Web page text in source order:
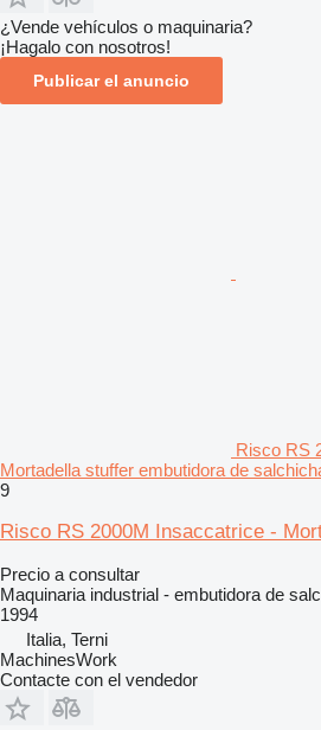
¿Vende vehículos o maquinaria?
¡Hagalo con nosotros!
Publicar el anuncio
Risco RS
Mortadella stuffer embutidora de
9
Risco RS 2000M Insaccatrice -
Precio a consultar
Maquinaria industrial - embutidora de
1994
Italia, Terni
MachinesWork
Contacte con el vendedor